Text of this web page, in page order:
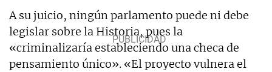
A su juicio, ningún parlamento puede ni debe
legislar sobre la Historia, pues la
«criminalizaría estableciendo una checa de
pensamiento único». «El proyecto vulnera el